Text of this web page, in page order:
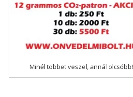
Minél többet veszel, annál olcsóbb!